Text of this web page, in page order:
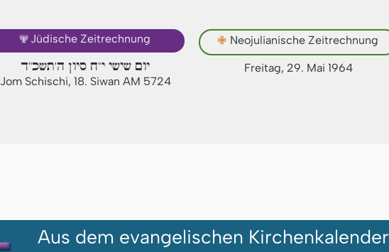
🕎 Jüdische Zeitrechnung
יום שישי י"ח סיון ה'תשכ"ד
Jom Schischi, 18. Siwan AM 5724
✙ Neojulianische Zeitrechnung
Freitag, 29. Mai 1964
Aus dem evangelischen Kirchenkalender